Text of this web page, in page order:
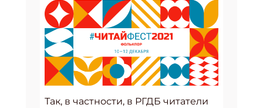
Так, в частности, в РГДБ читатели